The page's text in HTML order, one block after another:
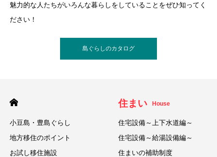
魅力的な人たちがいろんな暮らしをしていることをぜひ知ってく
ださい！
島ぐらしのカタログ
小豆島・豊島ぐらし
地方移住のポイント
お試し移住施設
住まい House
住宅設備～上下水道編～
住宅設備～給湯設備編～
住まいの補助制度